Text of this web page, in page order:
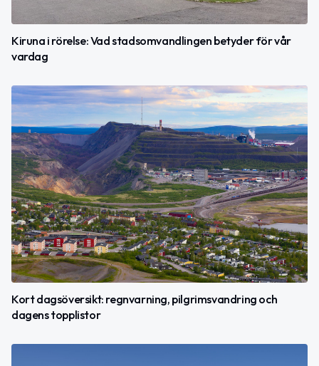
Kiruna i rörelse: Vad stadsomvandlingen betyder för vår
vardag
Kort dagsöversikt: regnvarning, pilgrimsvandring och
dagens topplistor